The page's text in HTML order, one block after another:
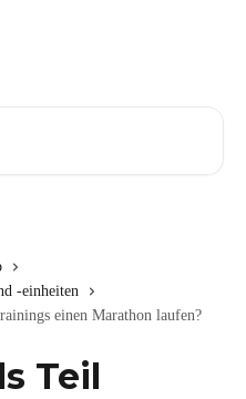
-einheiten
einen Marathon laufen?
Teil